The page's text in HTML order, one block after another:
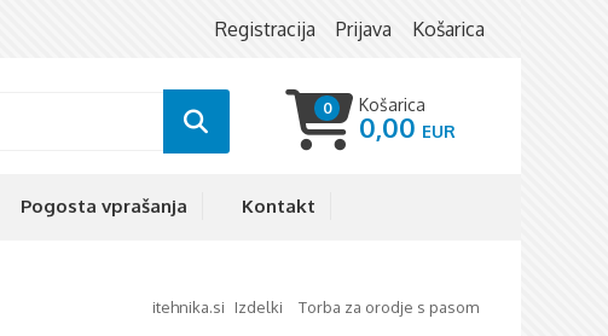
Registracija Prijava Košarica
Košarica
0
0,00
Pogosta vprašanja Kontakt
itehnika.si izdelki torba za orodje s pasom